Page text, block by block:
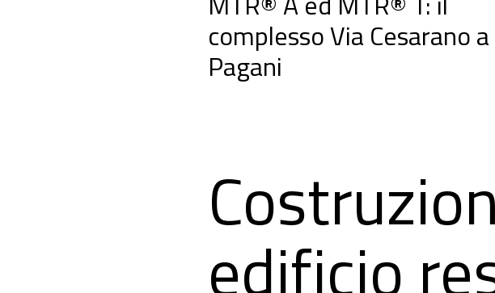
complesso Via Cesarano a
Pagani
edificio